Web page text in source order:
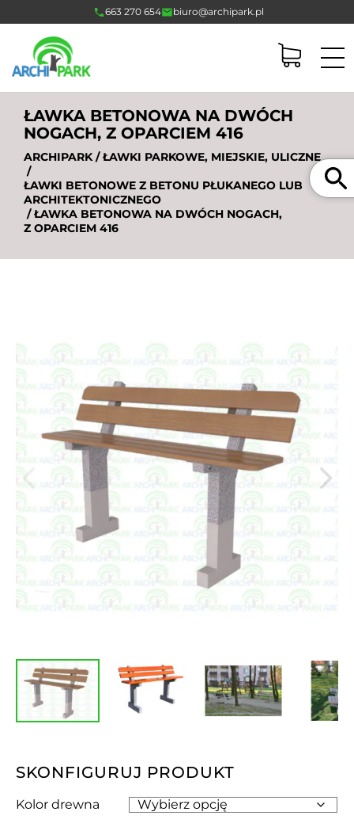
663 270 654 biuro@archipark.pl
ŁAWKA BETONOWA NA DWÓCH
NOGACH, Z OPARCIEM 416
ARCHIPARK/ŁAWKI PARKOWE, MIEJSKIE, ULICZNE
/
ŁAWKI BETONOWE Z BETONU PŁUKANEGO LUB
ARCHITEKTONICZNEGO
/ ŁAWKA BETONOWA NA DWÓCH NOGACH,
Z OPARCIEM 416
SKONFIGURUJ PRODUKT
Kolor drewna
Szukaj